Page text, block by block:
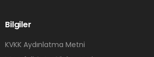
Bilgiler
KVKK Aydınlatma Metni